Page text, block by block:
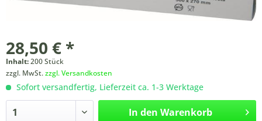
28,50 € *
Inhalt:200 Stück
zzgl. MwSt.zzgl. Versandkosten
Sofort versandfertig, Lieferzeit ca. 1-3 Werktage
In den Warenkorb